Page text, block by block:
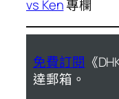
vs Ken專欄
免費訂閱 《
達郵箱。